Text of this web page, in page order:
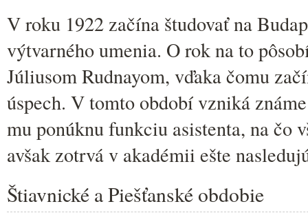
V roku 1922 začína študovať na
výtvarného umenia. O rok na to
Júliusom Rudnayom, vďaka čomu
úspech. V tomto období vzniká
mu ponúknu funkciu asistenta, na čo
avšak zotrvá v akadémii ešte
Štiavnické a Piešťanské obdobie